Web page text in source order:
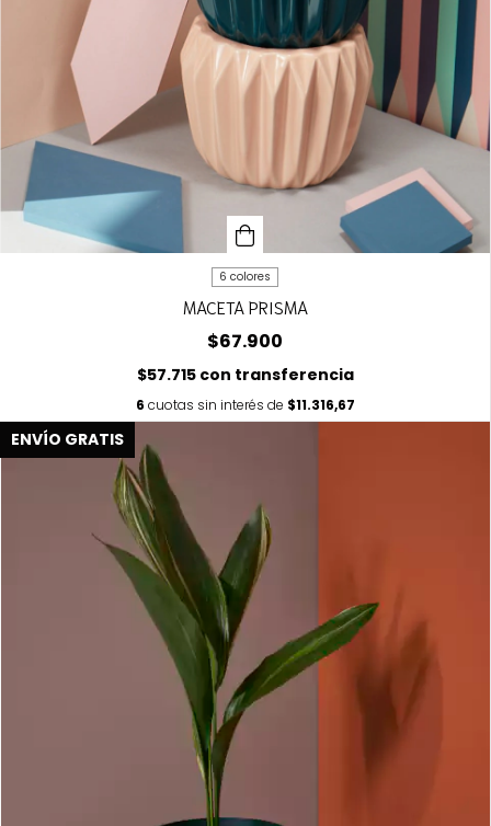
6 colores
MACETA PRISMA
$67.900
$57.715 con transferencia
6 cuotas sin interés de $11.316,67
ENVÍO GRATIS